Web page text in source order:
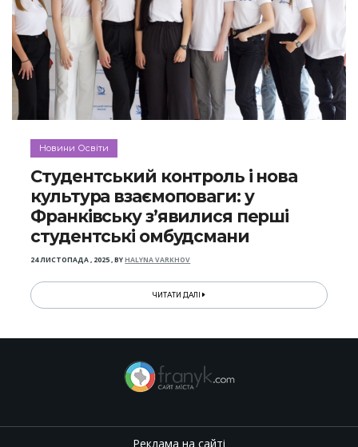
Новини Освіти
Студентський контроль і нова
культура взаємоповаги: у
Франківську з’явилися перші
студентські омбудсмани
24 ЛИСТОПАДА , 2025,BYHALYNA VARKHOV
ЧИТАТИ ДАЛІ
Реклама на сайті